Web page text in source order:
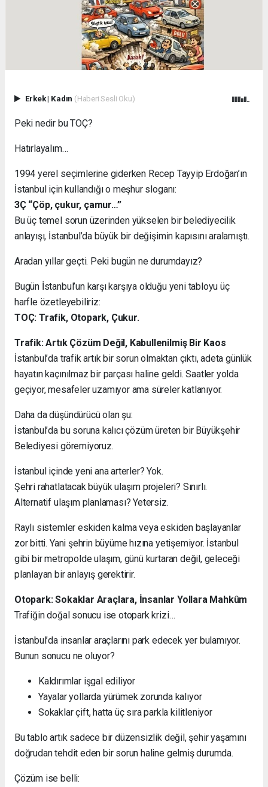
Erkek| Kadın (Haberi Sesli Oku)
Peki nedir bu TOÇ?
Hatırlayalım…
1994 yerel seçimlerine giderken Recep Tayyip Erdoğan’ın
İstanbul için kullandığı o meşhur sloganı:
3Ç “Çöp, çukur, çamur…”
Bu üç temel sorun üzerinden yükselen bir belediyecilik
anlayışı, İstanbul’da büyük bir değişimin kapısını aralamıştı.
Aradan yıllar geçti. Peki bugün ne durumdayız?
Bugün İstanbul’un karşı karşıya olduğu yeni tabloyu üç
harfle özetleyebiliriz:
TOÇ: Trafik, Otopark, Çukur.
Trafik: Artık Çözüm Değil, Kabullenilmiş Bir Kaos
İstanbul’da trafik artık bir sorun olmaktan çıktı, adeta günlük
hayatın kaçınılmaz bir parçası haline geldi. Saatler yolda
geçiyor, mesafeler uzamıyor ama süreler katlanıyor.
Daha da düşündürücü olan şu:
İstanbul’da bu soruna kalıcı çözüm üreten bir Büyükşehir
Belediyesi göremiyoruz.
İstanbul içinde yeni ana arterler? Yok.
Şehri rahatlatacak büyük ulaşım projeleri? Sınırlı.
Alternatif ulaşım planlaması? Yetersiz.
Raylı sistemler eskiden kalma veya eskiden başlayanlar
zor bitti. Yani şehrin büyüme hızına yetişemiyor. İstanbul
gibi bir metropolde ulaşım, günü kurtaran değil, geleceği
planlayan bir anlayış gerektirir.
Otopark: Sokaklar Araçlara, İnsanlar Yollara Mahkûm
Trafiğin doğal sonucu ise otopark krizi…
İstanbul’da insanlar araçlarını park edecek yer bulamıyor.
Bunun sonucu ne oluyor?
Kaldırımlar işgal ediliyor
Yayalar yollarda yürümek zorunda kalıyor
Sokaklar çift, hatta üç sıra parkla kilitleniyor
Bu tablo artık sadece bir düzensizlik değil, şehir yaşamını
doğrudan tehdit eden bir sorun haline gelmiş durumda.
Çözüm ise belli: